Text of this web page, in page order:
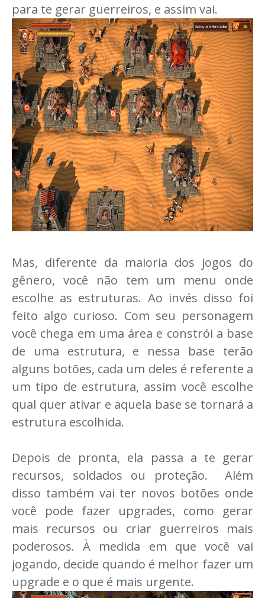
para te gerar guerreiros, e assim vai.
Mas, diferente da maioria dos jogos do
gênero, você não tem um menu onde
escolhe as estruturas. Ao invés disso foi
feito algo curioso. Com seu personagem
você chega em uma área e constrói a base
de uma estrutura, e nessa base terão
alguns botões, cada um deles é referente a
um tipo de estrutura, assim você escolhe
qual quer ativar e aquela base se tornará a
estrutura escolhida.
Depois de pronta, ela passa a te gerar
recursos, soldados ou proteção. Além
disso também vai ter novos botões onde
você pode fazer upgrades, como gerar
mais recursos ou criar guerreiros mais
poderosos. À medida em que você vai
jogando, decide quando é melhor fazer um
upgrade e o que é mais urgente.